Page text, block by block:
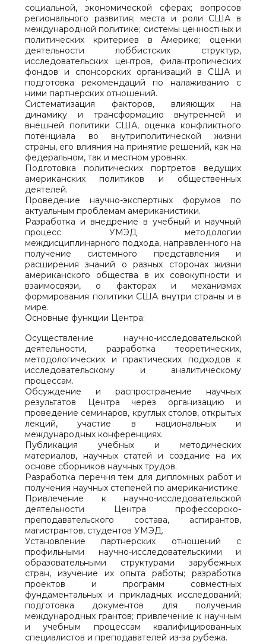
социальной, экономической сферах; вопросов
регионального развития; места и роли США в
международной политике; системы ценностных и
политических критериев в Америке; оценки
деятельности лоббистских структур,
исследовательских центров, филантропических
фондов и спонсорских организаций в США и
подготовка рекомендаций по налаживанию с
ними партнерских отношений.
Систематизация факторов, влияющих на
динамику и трансформацию внутренней и
внешней политики США, оценка конфликтного
потенциала во внутриполитической жизни
страны, его влияния на принятие решений, как на
федеральном, так и местном уровнях.
Подготовка политических портретов ведущих
американских политиков и общественных
деятелей.
Проведение научно-экспертных форумов по
актуальным проблемам американистики.
Разработка и внедрение в учебный и научный
процесс УМЭД методологии
междисциплинарного подхода, направленного на
получение системного представления и
расширения знаний о разных сторонах жизни
американского общества в их совокупности и
взаимосвязи, о факторах и механизмах
формирования политики США внутри страны и в
мире.
Основные функции Центра:
Осуществление научно-исследовательской
деятельности, разработка теоретических,
методологических и практических подходов к
исследовательскому и аналитическому
процессам.
Обсуждение и распространение научных
результатов Центра через организацию и
проведение семинаров, круглых столов, открытых
лекций, участие в национальных и
международных конференциях.
Публикация учебных и методических
материалов, научных статей и создание на их
основе сборников научных трудов.
Разработка перечня тем для дипломных работ и
получения научных степеней по американистике.
Привлечение к научно-исследовательской
деятельности Центра профессорско-
преподавательского состава, аспирантов,
магистрантов, студентов УМЭД.
Установление партнерских отношений с
профильными научно-исследовательскими и
образовательными структурами зарубежных
стран, изучение их опыта работы; разработка
проектов и программ совместных
фундаментальных и прикладных исследований;
подготовка документов для получения
международных грантов; привлечение к научным
и учебным процессам квалифицированных
специалистов и преподавателей из-за рубежа.